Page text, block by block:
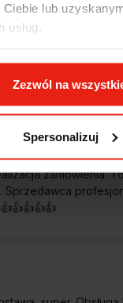
lub
Zezwól na
Spersonalizuj
że ta paczka
Bardzo
zamówienia.
Sprzedawca